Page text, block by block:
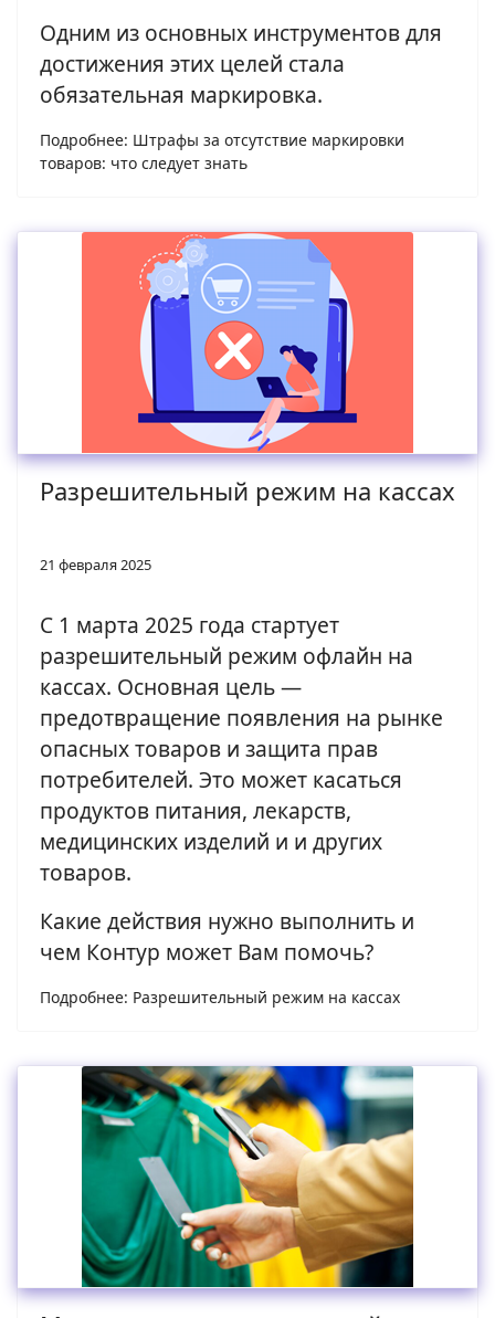
Одним из основных инструментов для
достижения этих целей стала
обязательная маркировка.
Подробнее: Штрафы за отсутствие маркировки
товаров: что следует знать
Разрешительный режим на кассах
21 февраля 2025
С 1 марта 2025 года стартует
разрешительный режим офлайн на
кассах. Основная цель —
предотвращение появления на рынке
опасных товаров и защита прав
потребителей. Это может касаться
продуктов питания, лекарств,
медицинских изделий и и других
товаров.
Какие действия нужно выполнить и
чем Контур может Вам помочь?
Подробнее: Разрешительный режим на кассах